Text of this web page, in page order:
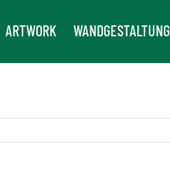
ARTWORK WANDGESTALTUNG